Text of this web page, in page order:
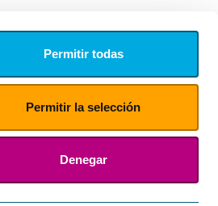
Permitir todas
Permitir la selección
Denegar